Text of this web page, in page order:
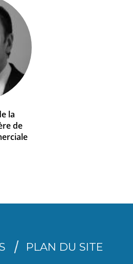
la
de
PLAN DU SITE